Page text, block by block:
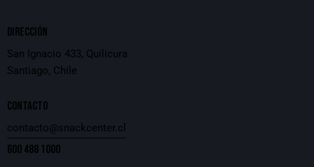
DIRECCIÓN
San Ignacio 433, Quilicura
Santiago, Chile
CONTACTO
contacto@snackcenter.cl
600 488 1000